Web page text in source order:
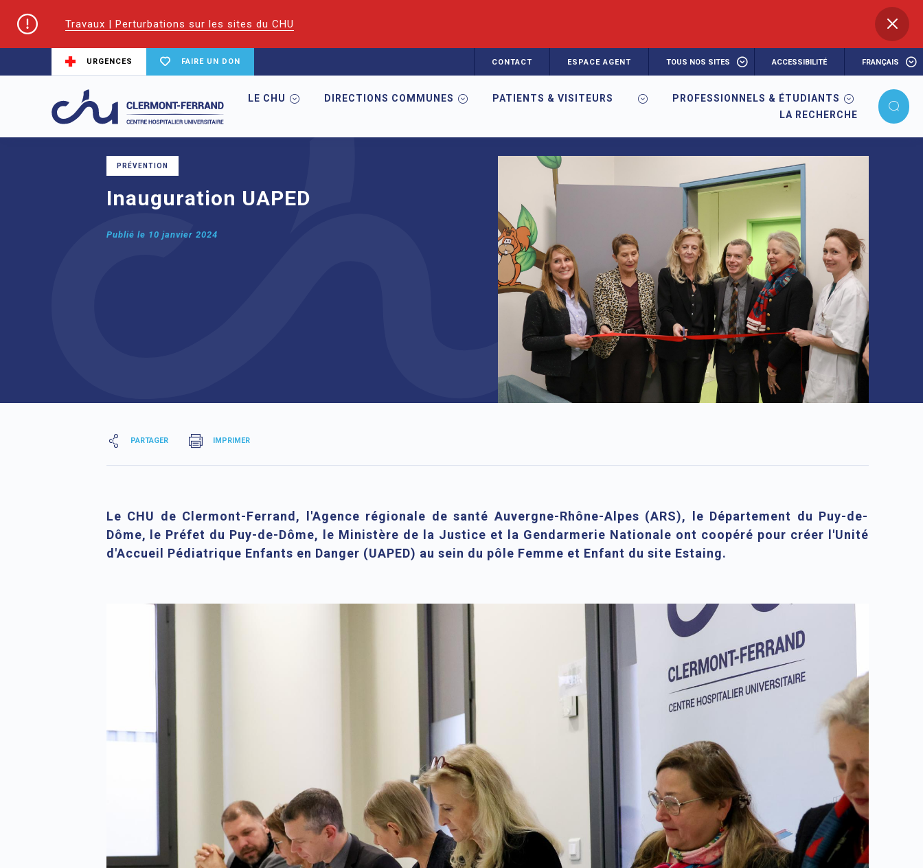
Travaux | Perturbations sur les sites du CHU
URGENCES FAIRE UN DON CONTACT ESPACE AGENT TOUS NOS SITES ACCESSIBILITÉ FRANÇAIS
LE CHU DIRECTIONS COMMUNES PATIENTS & VISITEURS
PROFESSIONNELS & ÉTUDIANTS
LA RECHERCHE
Accueil Inauguration UAPED
PRÉVENTION
Inauguration UAPED
Publié le 10 janvier 2024
PARTAGER IMPRIMER
Le CHU de Clermont-Ferrand, l'Agence régionale de santé Auvergne-Rhône-Alpes (ARS), le Département du Puy-de-
Dôme, le Préfet du Puy-de-Dôme, le Ministère de la Justice et la Gendarmerie Nationale ont coopéré pour créer l'Unité
d'Accueil Pédiatrique Enfants en Danger (UAPED) au sein du pôle Femme et Enfant du site Estaing.